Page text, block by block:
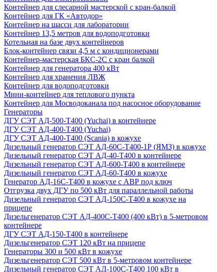
Контейнер для слесарной мастерской с кран-балкой
Контейнер для ГК «Автодор»
Контейнер на шасси для лаборатории
Контейнер 13,5 метров для водоподготовки
Котельная на базе двух контейнеров
Блок-контейнер связи 4,5 м с кондиционерами
Контейнер-мастерская БКС-2С с кран балкой
Контейнер для генератора 400 кВт
Контейнер для хранения ЛВЖ
Контейнер для водоподготовки
Мини-контейнер для теплового пункта
Контейнер для Мосводоканала под насосное оборудование
Генераторы
ДГУ СЭТ АД-500-Т400 (Yuchai) в контейнере
ДГУ СЭТ АД-400-Т400 (Yuchai)
ДГУ СЭТ АД-400-Т400 (Scania) в кожухе
Дизельный генератор СЭТ АД-60С-Т400-1Р (ЯМЗ) в кожухе
Дизельный генератор СЭТ АД-40-Т400 в контейнере
Дизельный генератор СЭТ АД-600-Т400 в контейнере
Дизельный генератор СЭТ АД-60-Т400 в кожухе
Генератор АД-16С-Т400 в кожухе с АВР под ключ
Отгрузка двух ДГУ по 500 кВт для параллельной работы
Дизельный генератор СЭТ АД-150С-Т400 в кожухе на
прицепе
Дизельгенератор СЭТ АД-400С-Т400 (400 кВт) в 5-метровом
контейнере
ДГУ СЭТ АД-150-Т400 в контейнере
Дизельгенератор СЭТ 120 кВт на прицепе
Генераторы 300 и 500 кВт в кожухе
Дизельгенератор СЭТ 500 кВт в 5-метровом контейнере
Дизельный генератор СЭТ АД-100С-Т400 100 кВт в